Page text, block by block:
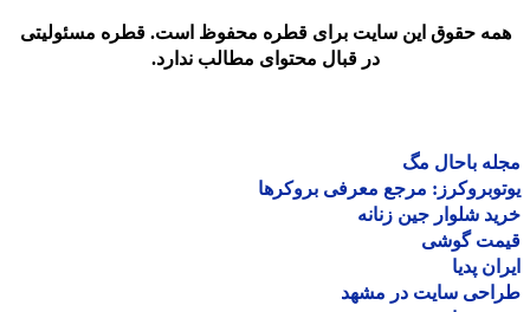
حقوق این سایت برای قطره محفوظ است. قطره مسئولیتی
در قبال محتوای مطالب ندارد.
باحال مگ
مرجع معرفی بروکرها
شلوار جین زنانه
گوشی
پدیا
سایت در مشهد